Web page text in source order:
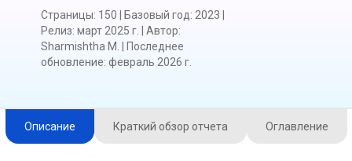
Страницы: 150 Базовый год: 2023
Релиз: март 2025 г. Автор:
Sharmishtha M.
Последнее
обновление: февраль 2026 г.
Описание Краткий обзор отчета Оглавление